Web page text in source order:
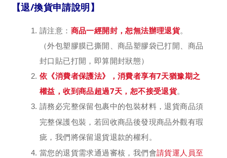
【退/換貨申請說明】
請注意： 商品一經開封，恕無法辦理退貨。
（外包塑膠膜已撕開、商品塑膠袋已打開、商品
封口貼已打開，即算開封狀態）
依《消費者保護法》，消費者享有7天猶豫期之
權益，收到商品超過7天，恕不接受退貨。
請務必完整保留包裹中的包裝材料，退貨商品須
完整保護包裝 ， 若回收商品後發現商品外觀有瑕
疵，我們將保留退貨退款的權利。
當您的退貨需求通過審核，我們會請貨運人員至